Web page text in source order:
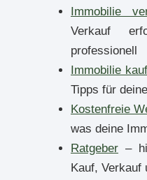
Immobilie
Verkauf
professionell
Immobilie
Tipps für
Kostenfreie
was deine
Ratgeber –
Kauf, Verkauf